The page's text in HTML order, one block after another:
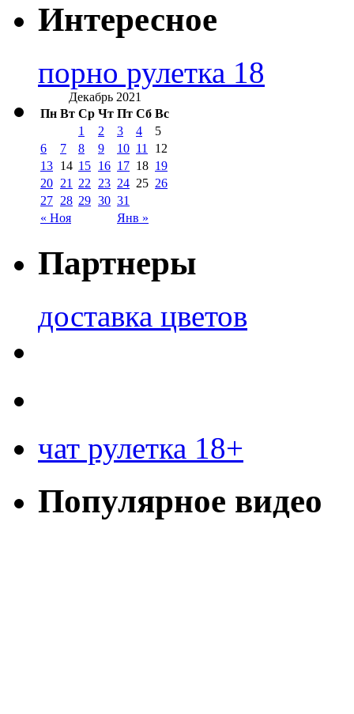
Интересное
порно рулетка 18
Декабрь 2021
Пн Вт Ср Чт Пт Сб Вс
« Ноя Янв »
1 2 3 4
5
6
7 8 9 10 11
12
13 14 15 16 17 18 19
20 21 22 23 24 25 26
27 28 29 30 31
Партнеры
доставка цветов
чат рулетка 18+
Популярное видео